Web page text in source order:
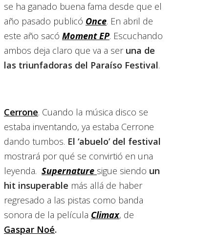
se ha ganado buena fama desde que el
año pasado publicó Once. En abril de
este año sacó Moment EP. Escuchando
ambos deja claro que va a ser una de
las triunfadoras del Paraíso Festival.
Cerrone. Cuando la música disco se
estaba inventando, ya estaba Cerrone
dando tumbos. El ‘abuelo’ del festival
mostrará por qué se convirtió en una
leyenda. Supernature sigue siendo un
hit insuperable más allá de haber
regresado a las pistas como banda
sonora de la película Climax, de
Gaspar Noé.